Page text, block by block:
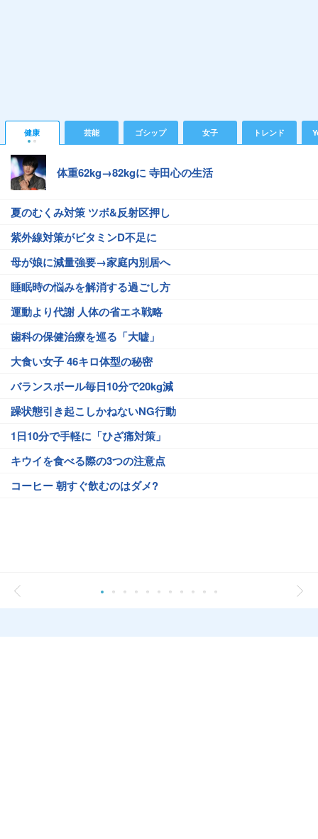
健康 芸能 ゴシップ 女子 トレンド
体重62kg→82kgに 寺田心の生活
夏のむくみ対策 ツボ&反射区押し
紫外線対策がビタミンD不足に
母が娘に減量強要→家庭内別居へ
睡眠時の悩みを解消する過ごし方
運動より代謝 人体の省エネ戦略
歯科の保健治療を巡る「大嘘」
大食い女子 46キロ体型の秘密
バランスボール毎日10分で20kg減
躁状態引き起こしかねないNG行動
1日10分で手軽に「ひざ痛対策」
キウイを食べる際の3つの注意点
コーヒー 朝すぐ飲むのはダメ?